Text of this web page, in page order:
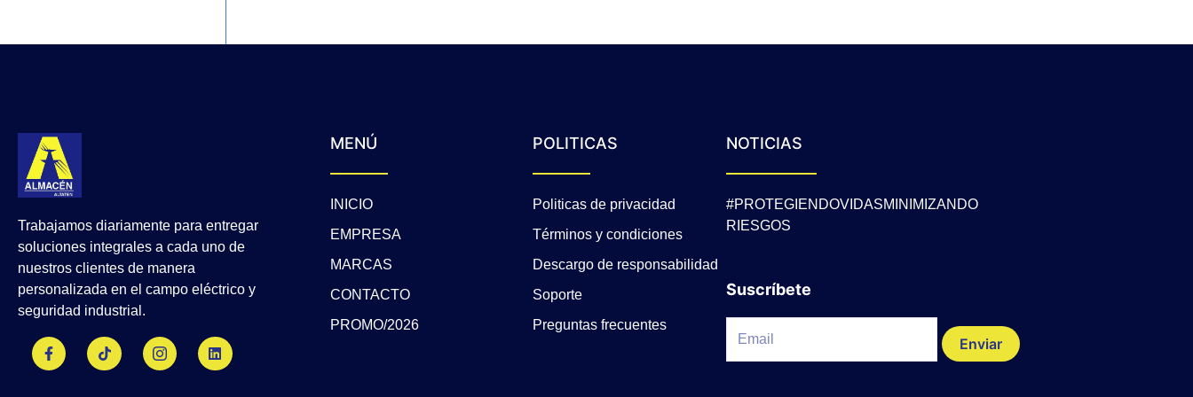
Trabajamos diariamente para entregar
soluciones integrales a cada uno de
nuestros clientes de manera
personalizada en el campo eléctrico y
seguridad industrial.
MENÚ
INICIO
EMPRESA
MARCAS
CONTACTO
PROMO/2026
POLITICAS
Politicas de privacidad
Términos y condiciones
Descargo de responsabilidad
Soporte
Preguntas frecuentes
NOTICIAS
#PROTEGIENDOVIDASMINIMIZANDO
RIESGOS
Suscríbete
Enviar
a
c
e
i
k
t
k
i
-
n
k